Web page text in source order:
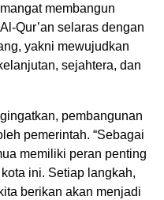
membangun
Qur’an selaras dengan
yakni mewujudkan
sejahtera, dan
pembangunan
pemerintah. “Sebagai
memiliki peran penting
ini. Setiap langkah,
berikan akan menjadi